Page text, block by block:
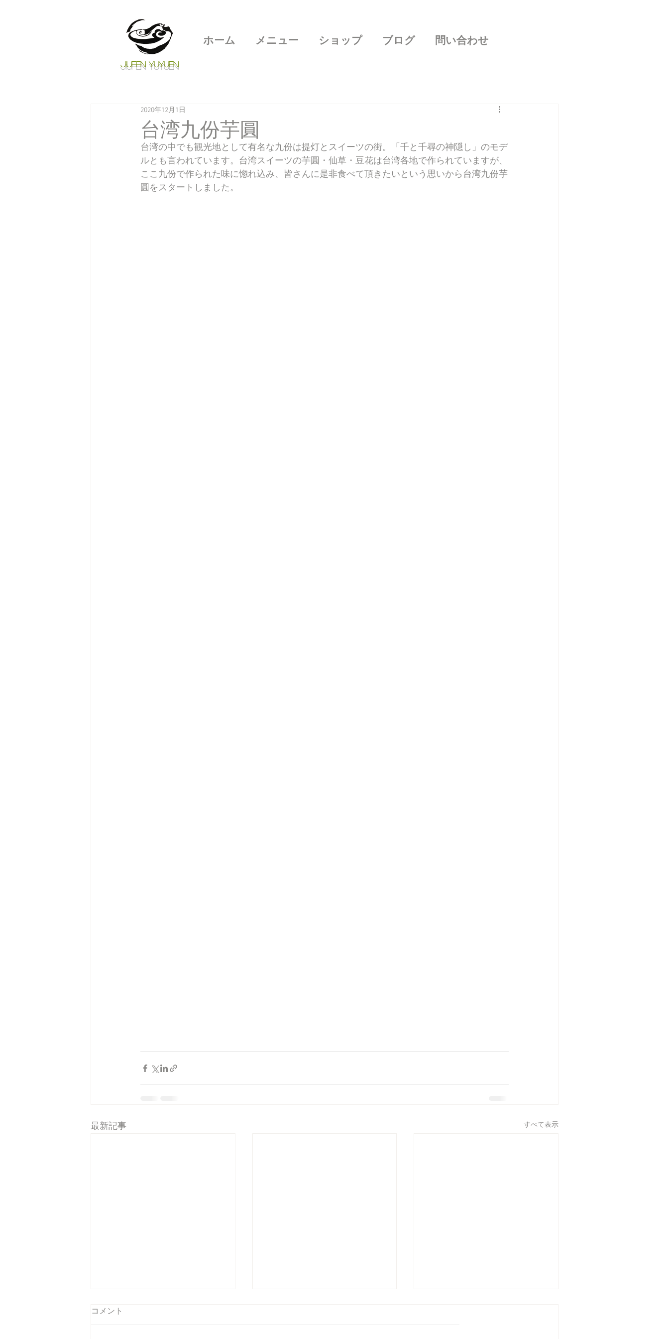
ホーム メニュー ショップ ブログ 問い合わせ
Jiufen Yuyuen
台湾九份芋圓
2020年12月1日
​台湾の中でも観光地として有名な九份は提灯とスイーツの街。「千と千尋の神隠し」のモデ
ルとも言われています。台湾スイーツの芋圓・仙草・豆花は台湾各地で作られていますが、
ここ九份で作られた味に惚れ込み、皆さんに是非食べて頂きたいという思いから台湾九份芋
圓をスタートしました。
最新記事 すべて表示
コメント